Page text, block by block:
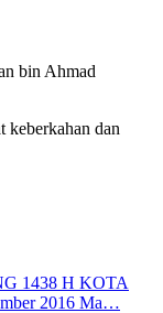
bin Ahmad
keberkahan dan
1438 H KOTA
2016 Ma…